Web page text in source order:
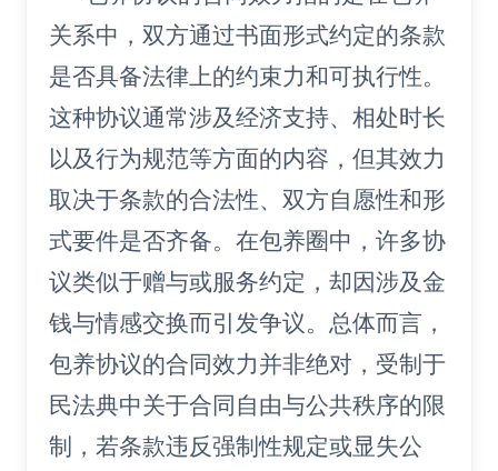
关系中，双方通过书面形式约定的条款
是否具备法律上的约束力和可执行性。
这种协议通常涉及经济支持、相处时长
以及行为规范等方面的内容，但其效力
取决于条款的合法性、双方自愿性和形
式要件是否齐备。在包养圈中，许多协
议类似于赠与或服务约定，却因涉及金
钱与情感交换而引发争议。总体而言，
包养协议的合同效力并非绝对，受制于
民法典中关于合同自由与公共秩序的限
制，若条款违反强制性规定或显失公